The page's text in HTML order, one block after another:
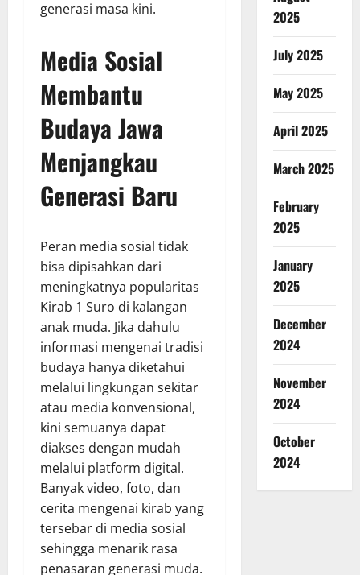
generasi masa kini.
Media Sosial
Membantu
Budaya Jawa
Menjangkau
Generasi Baru
Peran media sosial tidak
bisa dipisahkan dari
meningkatnya popularitas
Kirab 1 Suro di kalangan
anak muda. Jika dahulu
informasi mengenai tradisi
budaya hanya diketahui
melalui lingkungan sekitar
atau media konvensional,
kini semuanya dapat
diakses dengan mudah
melalui platform digital.
Banyak video, foto, dan
cerita mengenai kirab yang
tersebar di media sosial
sehingga menarik rasa
penasaran generasi muda.
2025
July 2025
May 2025
April 2025
March 2025
February
2025
January
2025
December
2024
November
2024
October
2024